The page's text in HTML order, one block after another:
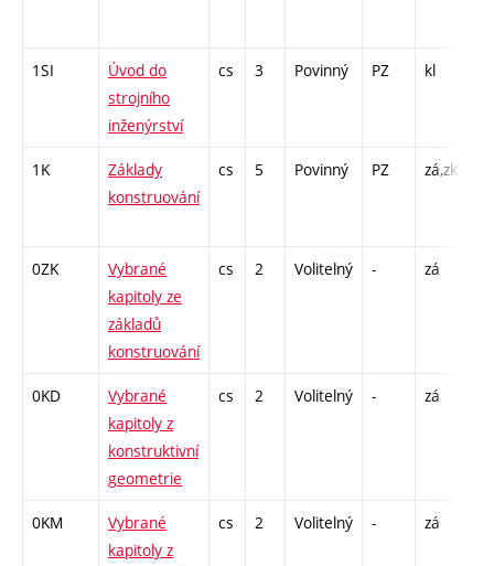
1SI
Úvod do
strojního
inženýrství
cs 3 Povinný PZ kl
1K
Základy
konstruování
cs 5 Povinný PZ zá,zk
0ZK
Vybrané
kapitoly ze
základů
konstruování
cs 2 Volitelný - zá
0KD
Vybrané
kapitoly z
konstruktivní
geometrie
cs 2 Volitelný - zá
0KM
Vybrané
kapitoly z
cs 2 Volitelný - zá